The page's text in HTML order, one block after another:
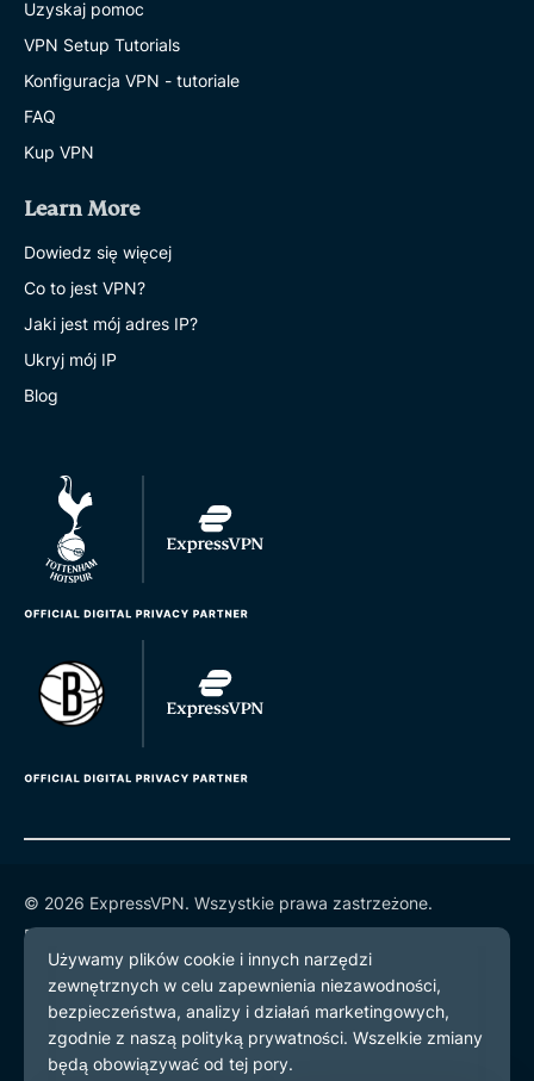
Uzyskaj pomoc
VPN Setup Tutorials
Konfiguracja VPN - tutoriale
FAQ
Kup VPN
Learn More
Dowiedz się więcej
Co to jest VPN?
Jaki jest mój adres IP?
Ukryj mój IP
Blog
© 2026 ExpressVPN. Wszystkie prawa zastrzeżone.
Polityka prywatności
Warunki użytkowania
preferencje plików cookie